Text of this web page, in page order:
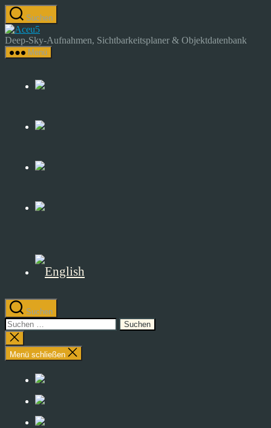
Zum
Inhalt
springen
Suchen
Astrocamp
–
Astrofotografie
Sky-
Deep-Sky-Aufnahmen, Sichtbarkeitsplaner & Objektdatenbank
Menü
Suchen
Suchen
nach:
Suche
schließen
Menü schließen